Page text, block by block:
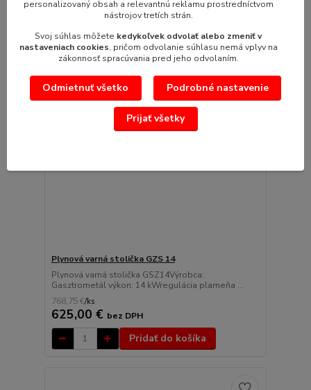
Pridať do košíka
Plynová varná stolička GZS 14
Plynová varná stolička GSZ14Výrobca:
Gasztrometál výkon: 14 kWregulácia plameňa ...
768,75 €/ks
625,00 € bez DPH
Pridať do košíka
personalizovaný obsah a relevantnú reklamu prostredníctvom
nástrojov tretích strán.
Svoj súhlas môžete kedykoľvek odvolať alebo zmeniť v
nastaveniach cookies, pričom odvolanie súhlasu nemá vplyv na
zákonnosť spracúvania pred jeho odvolaním.
Odmietnuť všetko Podrobné nastavenie
Prijať všetky